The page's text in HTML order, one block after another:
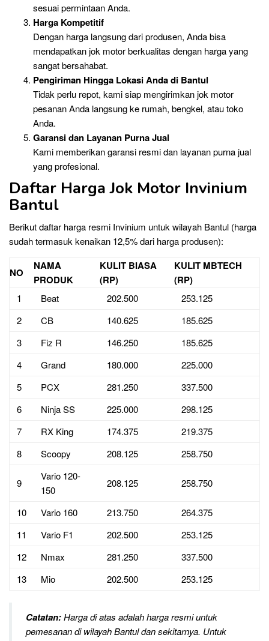
sesuai permintaan Anda.
Harga Kompetitif
Dengan harga langsung dari produsen, Anda bisa
mendapatkan jok motor berkualitas dengan harga yang
sangat bersahabat.
Pengiriman Hingga Lokasi Anda di Bantul
Tidak perlu repot, kami siap mengirimkan jok motor
pesanan Anda langsung ke rumah, bengkel, atau toko
Anda.
Garansi dan Layanan Purna Jual
Kami memberikan garansi resmi dan layanan purna jual
yang profesional.
Daftar Harga Jok Motor Invinium
Bantul
Berikut daftar harga resmi Invinium untuk wilayah Bantul (harga
sudah termasuk kenaikan 12,5% dari harga produsen):
NO
NAMA
PRODUK
KULIT BIASA
(RP)
KULIT MBTECH
(RP)
1 Beat 202.500
253.125
2
CB 140.625
185.625
3
Fiz R 146.250
185.625
4
Grand 180.000
225.000
5
PCX 281.250
337.500
6
Ninja SS 225.000
298.125
7
RX King 174.375
219.375
8
Scoopy 208.125 258.750
9
Vario 120-
150
208.125 258.750
10 Vario 160 213.750
264.375
11
Vario F1 202.500
253.125
12
Nmax 281.250
337.500
13
Mio 202.500 253.125
Catatan:Harga di atas adalah harga resmi untuk
pemesanan di wilayah Bantul dan sekitarnya. Untuk